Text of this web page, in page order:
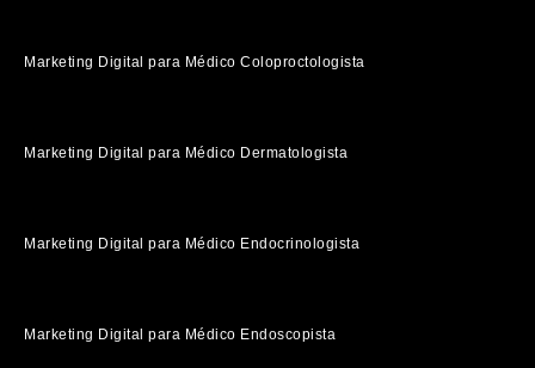
Marketing Digital para Médico Coloproctologista
Marketing Digital para Médico Dermatologista
Marketing Digital para Médico Endocrinologista
Marketing Digital para Médico Endoscopista